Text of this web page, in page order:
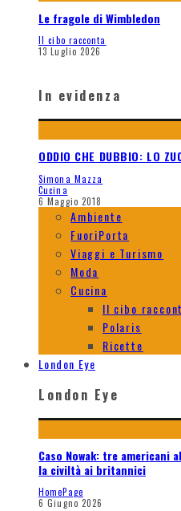
Le fragole di Wimbledon
Il cibo racconta
13 Luglio 2026
In evidenza
ODDIO CHE DUBBIO: LO
Simona Mazza
Cucina
6 Maggio 2018
Ambiente
FuoriPorta
Viaggi e Turismo
Moda
Cucina
Il cibo
Polaris
Ricette
London Eye
London Eye
Caso Nowak: tre americani
la civiltà ai britannici
HomePage
6 Giugno 2026